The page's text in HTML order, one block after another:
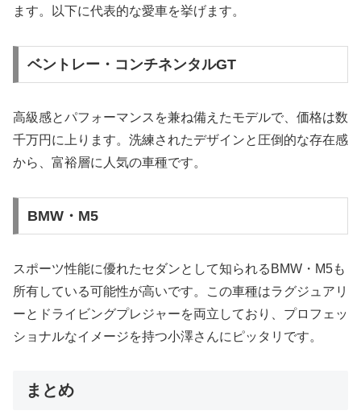
ます。以下に代表的な愛車を挙げます。
ベントレー・コンチネンタルGT
高級感とパフォーマンスを兼ね備えたモデルで、価格は数
千万円に上ります。洗練されたデザインと圧倒的な存在感
から、富裕層に人気の車種です。
BMW・M5
スポーツ性能に優れたセダンとして知られるBMW・M5も
所有している可能性が高いです。この車種はラグジュアリ
ーとドライビングプレジャーを両立しており、プロフェッ
ショナルなイメージを持つ小澤さんにピッタリです。
まとめ